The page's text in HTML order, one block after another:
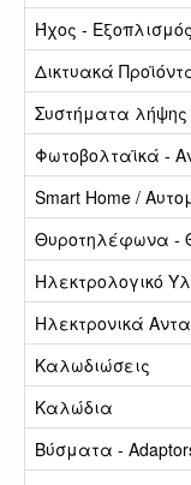
Ήχος -
Δικτυακά
Συστήματα λήψης
Φωτοβολταϊκά -
Smart Home /
Θυροτηλέφωνα -
Ηλεκτρολογικό
Ηλεκτρονικά
Καλωδιώσεις
Καλώδια
Βύσματα -